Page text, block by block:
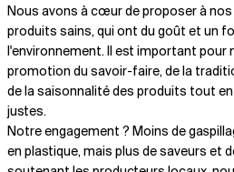
Nous avons à cœur de proposer à
produits sains, qui ont du goût et un
l'environnement. Il est important pour
promotion du savoir-faire, de la
de la saisonnalité des produits tout
justes.
Notre engagement ? Moins de
en plastique, mais plus de saveurs et